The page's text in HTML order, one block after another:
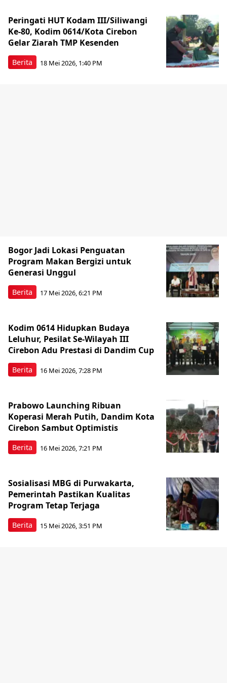
Berita
Peringati HUT Kodam III/Siliwangi
Ke-80, Kodim 0614/Kota Cirebon
Gelar Ziarah TMP Kesenden
18 Mei 2026, 1:40 PM
Berita
Bogor Jadi Lokasi Penguatan
Program Makan Bergizi untuk
Generasi Unggul
17 Mei 2026, 6:21 PM
Berita
Kodim 0614 Hidupkan Budaya
Leluhur, Pesilat Se-Wilayah III
Cirebon Adu Prestasi di Dandim Cup
16 Mei 2026, 7:28 PM
Berita
Prabowo Launching Ribuan
Koperasi Merah Putih, Dandim Kota
Cirebon Sambut Optimistis
16 Mei 2026, 7:21 PM
Berita
Sosialisasi MBG di Purwakarta,
Pemerintah Pastikan Kualitas
Program Tetap Terjaga
15 Mei 2026, 3:51 PM